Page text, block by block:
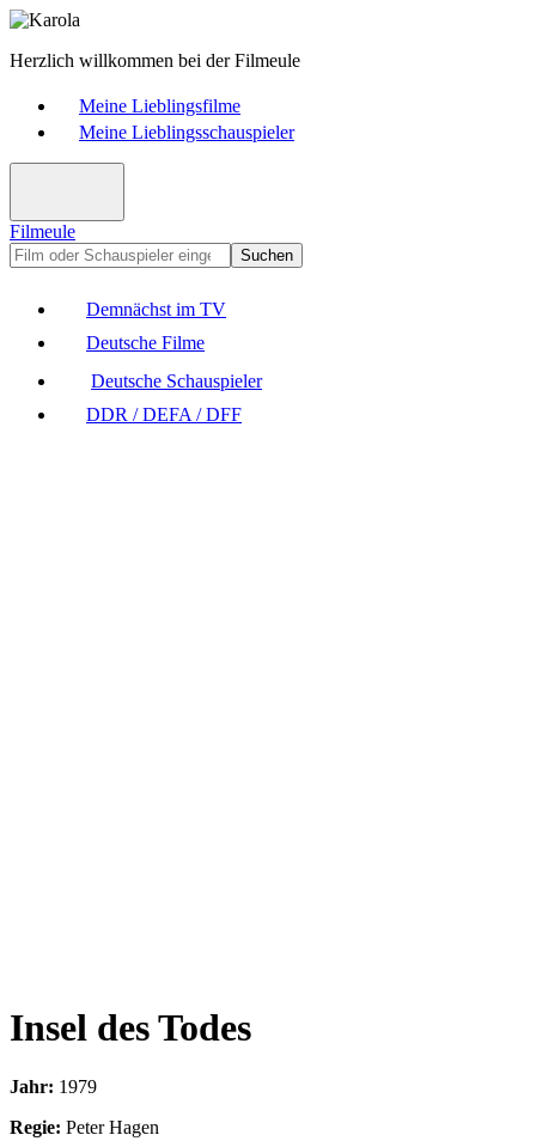
Herzlich willkommen bei der Filmeule
Meine Lieblingsfilme
Meine Lieblingsschauspieler
Filmeule
Suchen
Demnächst im TV
Deutsche Filme
Deutsche Schauspieler
DDR / DEFA / DFF
Insel des Todes
Jahr: 1979
Regie: Peter Hagen